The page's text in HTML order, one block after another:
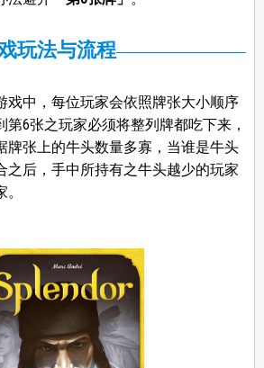
玩法与流程
戏中，每位玩家会依照牌张大小顺序
6张之玩家必须将整列牌都吃下来，
牌张上的牛头数量多寡，当谁是牛头
之后，手中所持有之牛头越少的玩家